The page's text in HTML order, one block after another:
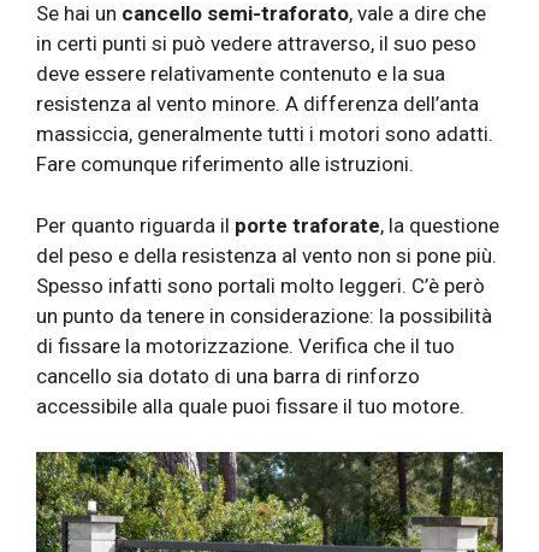
Se hai un cancello semi-traforato, vale a dire che
in certi punti si può vedere attraverso, il suo peso
deve essere relativamente contenuto e la sua
resistenza al vento minore. A differenza dell’anta
massiccia, generalmente tutti i motori sono adatti.
Fare comunque riferimento alle istruzioni.
Per quanto riguarda il porte traforate, la questione
del peso e della resistenza al vento non si pone più.
Spesso infatti sono portali molto leggeri. C’è però
un punto da tenere in considerazione: la possibilità
di fissare la motorizzazione. Verifica che il tuo
cancello sia dotato di una barra di rinforzo
accessibile alla quale puoi fissare il tuo motore.